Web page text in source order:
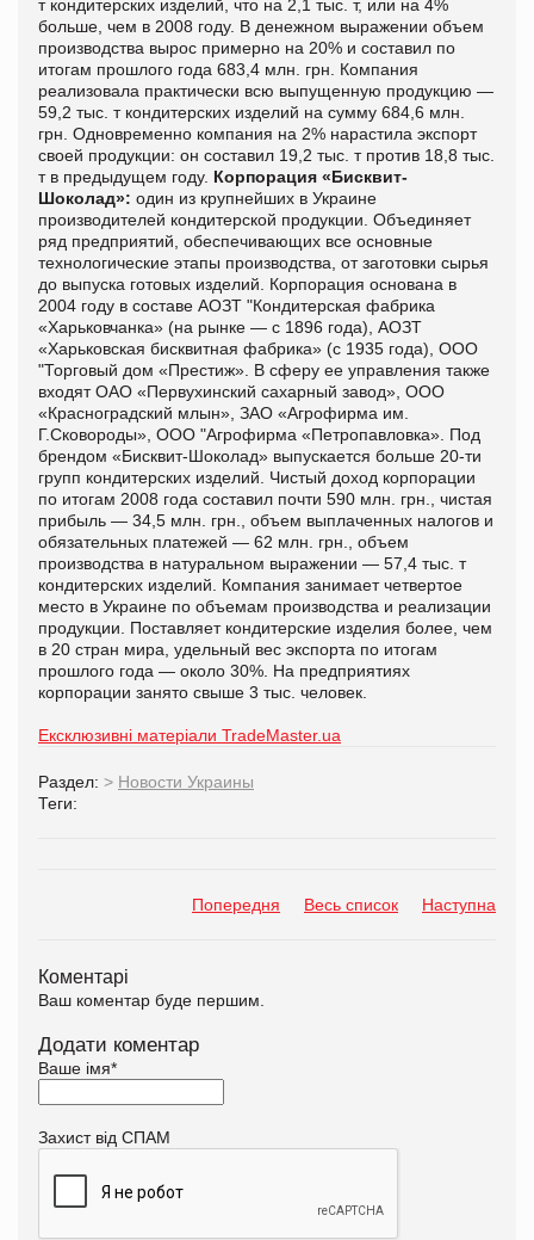
т кондитерских изделий, что на 2,1 тыс. т, или на 4%
больше, чем в 2008 году. В денежном выражении объем
производства вырос примерно на 20% и составил по
итогам прошлого года 683,4 млн. грн. Компания
реализовала практически всю выпущенную продукцию —
59,2 тыс. т кондитерских изделий на сумму 684,6 млн.
грн. Одновременно компания на 2% нарастила экспорт
своей продукции: он составил 19,2 тыс. т против 18,8 тыс.
т в предыдущем году. Корпорация «Бисквит-
Шоколад»: один из крупнейших в Украине
производителей кондитерской продукции. Объединяет
ряд предприятий, обеспечивающих все основные
технологические этапы производства, от заготовки сырья
до выпуска готовых изделий. Корпорация основана в
2004 году в составе АОЗТ "Кондитерская фабрика
«Харьковчанка» (на рынке — с 1896 года), АОЗТ
«Харьковская бисквитная фабрика» (с 1935 года), ООО
"Торговый дом «Престиж». В сферу ее управления также
входят ОАО «Первухинский сахарный завод», ООО
«Красноградский млын», ЗАО «Агрофирма им.
Г.Сковороды», ООО "Агрофирма «Петропавловка». Под
брендом «Бисквит-Шоколад» выпускается больше 20-ти
групп кондитерских изделий. Чистый доход корпорации
по итогам 2008 года составил почти 590 млн. грн., чистая
прибыль — 34,5 млн. грн., объем выплаченных налогов и
обязательных платежей — 62 млн. грн., объем
производства в натуральном выражении — 57,4 тыс. т
кондитерских изделий. Компания занимает четвертое
место в Украине по объемам производства и реализации
продукции. Поставляет кондитерские изделия более, чем
в 20 стран мира, удельный вес экспорта по итогам
прошлого года — около 30%. На предприятиях
корпорации занято свыше 3 тыс. человек.
Ексклюзивні матеріали TradeMaster.ua
Раздел: > Новости Украины
Теги:
Попередня Весь список Наступна
Коментарі
Ваш коментар буде першим.
Додати коментар
Ваше імя*
Захист від СПАМ